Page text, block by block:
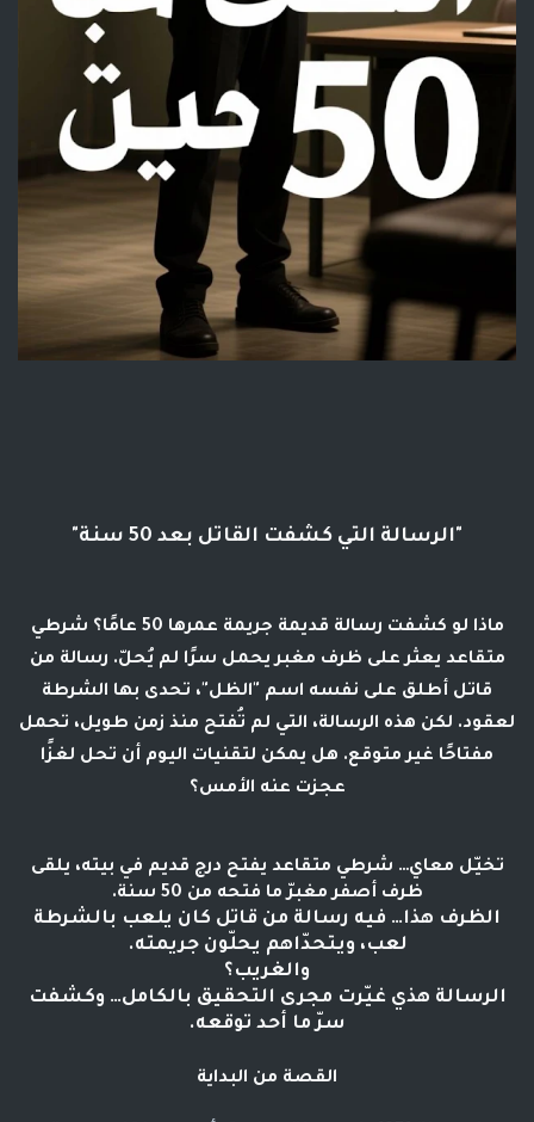
"الرسالة التي كشفت القاتل بعد 50 سنة"
ماذا لو كشفت رسالة قديمة جريمة عمرها 50 عامًا؟ شرطي
متقاعد يعثر على ظرف مغبر يحمل سرًا لم يُحلّ. رسالة من
قاتل أطلق على نفسه اسم "الظل"، تحدى بها الشرطة
لعقود. لكن هذه الرسالة، التي لم تُفتح منذ زمن طويل، تحمل
مفتاحًا غير متوقع. هل يمكن لتقنيات اليوم أن تحل لغزًا
عجزت عنه الأمس؟
تخيّل معاي… شرطي متقاعد يفتح درج قديم في بيته، يلقى
ظرف أصفر مغبرّ ما فتحه من 50 سنة.
الظرف هذا… فيه رسالة من قاتل كان يلعب بالشرطة
لعب، ويتحدّاهم يحلّون جريمته.
والغريب؟
الرسالة هذي غيّرت مجرى التحقيق بالكامل… وكشفت
سرّ ما أحد توقعه.
القصة من البداية